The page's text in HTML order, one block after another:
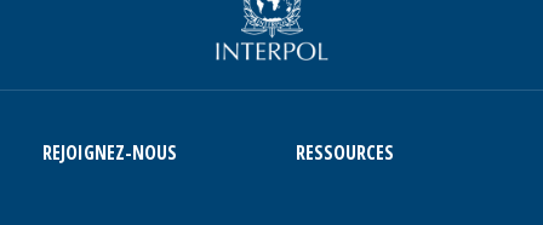
REJOIGNEZ-NOUS RESSOURCES